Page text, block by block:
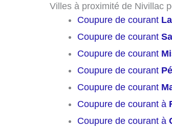
Villes à proximité de Nivillac
Coupure de courant
Coupure de courant
Coupure de courant
Coupure de courant
Coupure de courant
Coupure de courant à
Coupure de courant à